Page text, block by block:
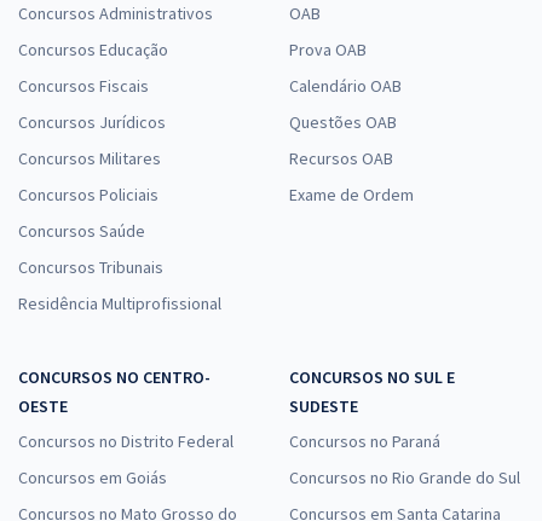
Concursos Administrativos
Concursos Educação
Concursos Fiscais
Concursos Jurídicos
Concursos Militares
Concursos Policiais
Concursos Saúde
Concursos Tribunais
Residência Multiprofissional
OAB
Prova OAB
Calendário OAB
Questões OAB
Recursos OAB
Exame de Ordem
CONCURSOS NO CENTRO-
OESTE
Concursos no Distrito Federal
Concursos em Goiás
Concursos no Mato Grosso do
CONCURSOS NO SUL E
SUDESTE
Concursos no Paraná
Concursos no Rio Grande do Sul
Concursos em Santa Catarina